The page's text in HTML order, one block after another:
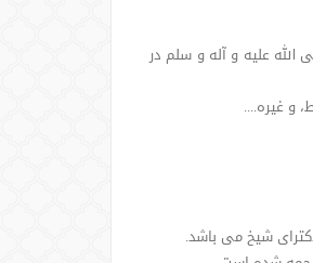
الله علیه و آله و سلم در
و غیره....
شیخ می باشد.